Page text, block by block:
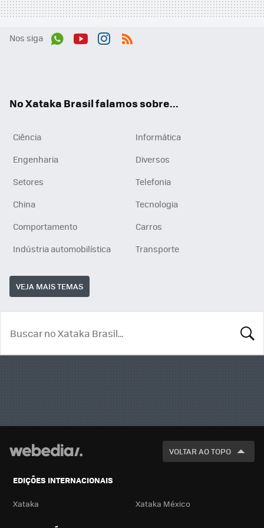
Nos siga
No Xataka Brasil falamos sobre...
Ciência
Informática
Engenharia
Diversos
Setores
Telefonia
China
Tecnologia
Comportamento
Carros
Indústria automobilística
Transporte
VEJA MAIS TEMAS
VOLTAR AO TOPO
EDIÇÕES INTERNACIONAIS
Xataka Xataka México